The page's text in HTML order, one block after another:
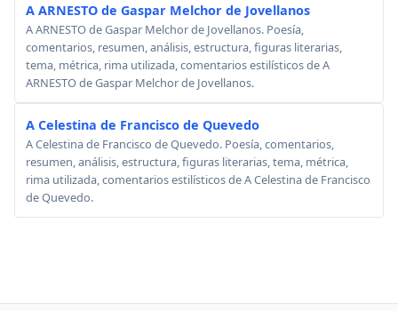
A ARNESTO de Gaspar Melchor de Jovellanos
A ARNESTO de Gaspar Melchor de Jovellanos. Poesía,
comentarios, resumen, análisis, estructura, figuras literarias,
tema, métrica, rima utilizada, comentarios estilísticos de A
ARNESTO de Gaspar Melchor de Jovellanos.
A Celestina de Francisco de Quevedo
A Celestina de Francisco de Quevedo. Poesía, comentarios,
resumen, análisis, estructura, figuras literarias, tema, métrica,
rima utilizada, comentarios estilísticos de A Celestina de Francisco
de Quevedo.